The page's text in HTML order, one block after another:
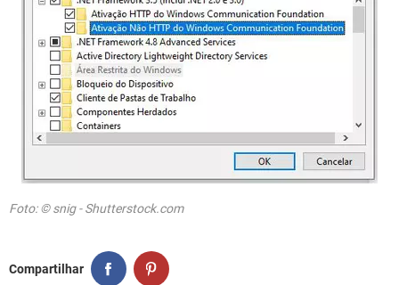
Foto: © snig - Shutterstock.com
Compartilhar